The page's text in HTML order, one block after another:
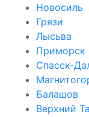
Новосиль
Грязи
Лысьва
Приморск
Спасск-
Балашов
Верхний